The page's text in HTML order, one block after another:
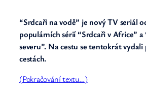
“Srdcaři na vodě” je nový TV seriál
populárních sérií “Srdcaři v Africe” a
severu”. Na cestu se tentokrát vydali
cestách.
(Pokračování textu…)